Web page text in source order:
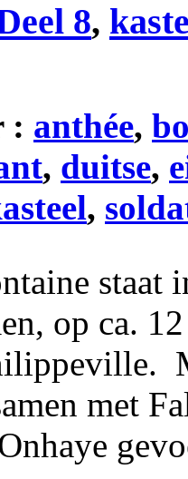
8,
: anthée,
, duitse,
,
staat
op ca.
met